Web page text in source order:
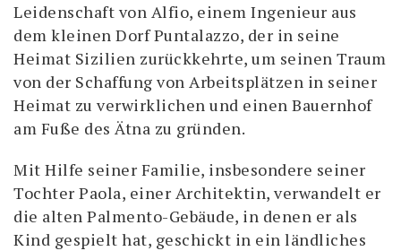
Leidenschaft von Alfio, einem Ingenieur aus
dem kleinen Dorf Puntalazzo, der in seine
Heimat Sizilien zurückkehrte, um seinen Traum
von der Schaffung von Arbeitsplätzen in seiner
Heimat zu verwirklichen und einen Bauernhof
am Fuße des Ätna zu gründen.
Mit Hilfe seiner Familie, insbesondere seiner
Tochter Paola, einer Architektin, verwandelt er
die alten Palmento-Gebäude, in denen er als
Kind gespielt hat, geschickt in ein ländliches